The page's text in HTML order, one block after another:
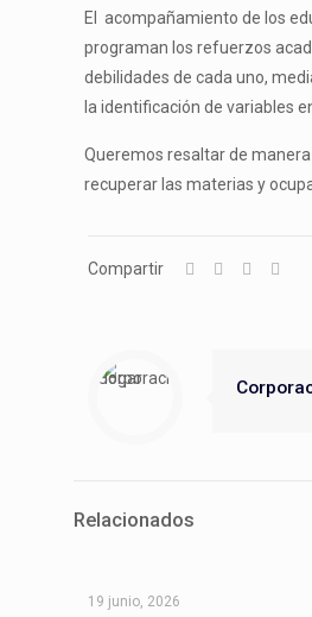
El acompañamiento de los
programan los refuerzos
debilidades de cada uno,
la identificación de variables
Queremos resaltar de
recuperar las materias y
Compartir
Relacionados
19 junio, 2026